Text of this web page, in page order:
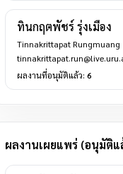
ทินกฤตพัชร์ รุ่งเมือง
Tinnakrittapat Rungmuang
ผลงานที่อนุมัติแล้ว: 6
ผลงานเผยแพร่ (อนุมัติแ